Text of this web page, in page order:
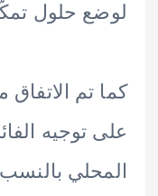
حلول تمكّنها من
تم الاتفاق مع
توجيه الفائض عن
بالنسب التي